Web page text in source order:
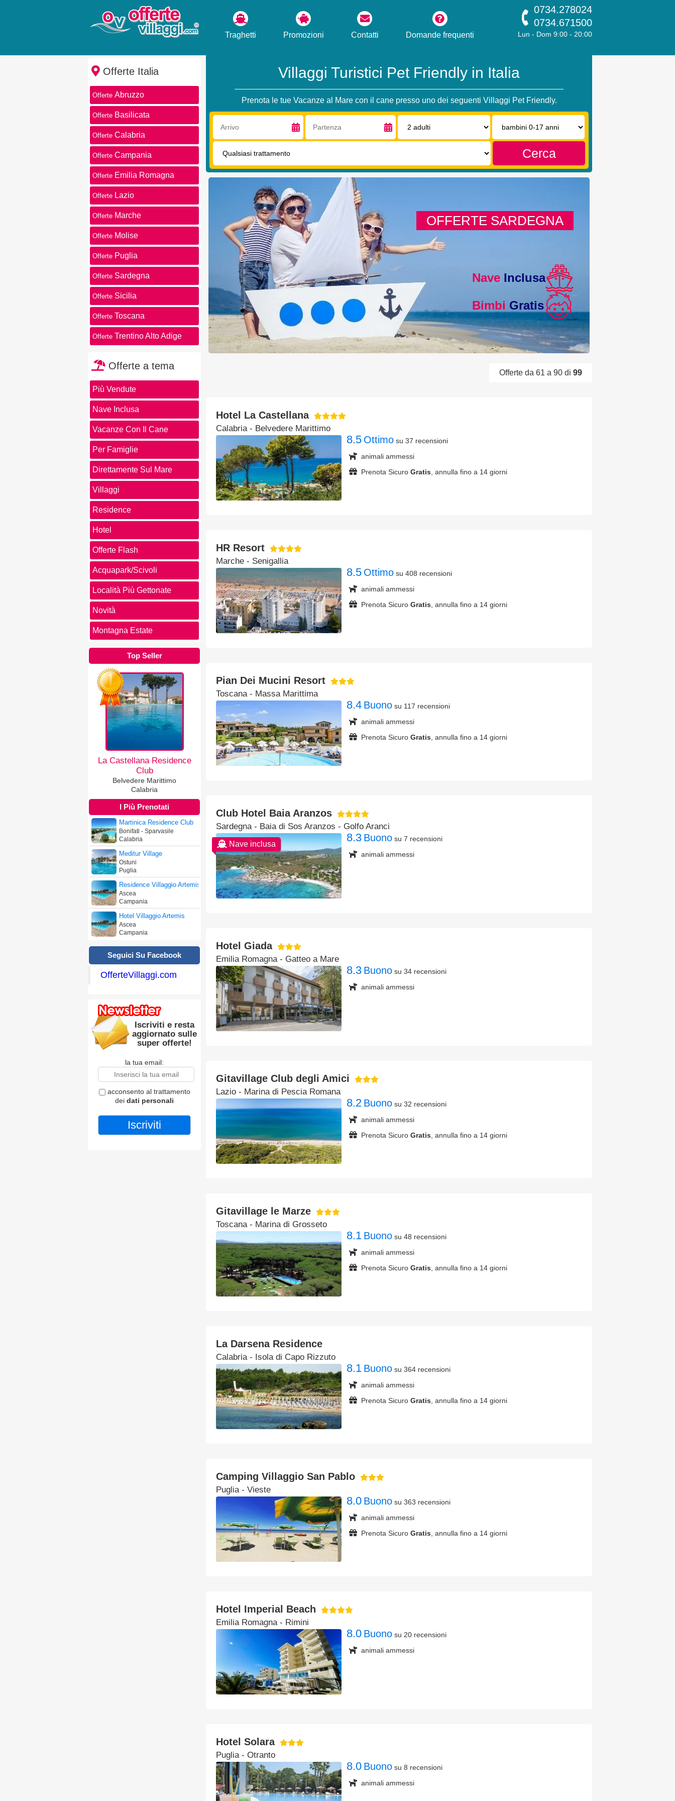
Traghetti Promozioni Contatti Domande frequenti
0734.278024
0734.671500
Lun - Dom 9:00 - 20:00
Offerte Italia
Offerte Abruzzo
Offerte Basilicata
Offerte Calabria
Offerte Campania
Offerte Emilia Romagna
Offerte Lazio
Offerte Marche
Offerte Molise
Offerte Puglia
Offerte Sardegna
Offerte Sicilia
Offerte Toscana
Offerte Trentino Alto Adige
Offerte a tema
Più Vendute
Nave Inclusa
Vacanze Con Il Cane
Per Famiglie
Direttamente Sul Mare
Villaggi
Residence
Hotel
Offerte Flash
Acquapark/Scivoli
Località Più Gettonate
Novità
Montagna Estate
Top Seller
La Castellana Residence
Club
Belvedere Marittimo
Calabria
I Più Prenotati
Martinica Residence Club
Bonifati - Sparvasile
Calabria
Meditur Village
Ostuni
Puglia
Residence Villaggio Artemis
Ascea
Campania
Hotel Villaggio Artemis
Ascea
Campania
Seguici Su Facebook
OfferteVillaggi.com
Iscriviti e resta
aggiornato sulle
super offerte!
la tua email:
acconsento al trattamento
dei dati personali
Villaggi Turistici Pet Friendly in Italia
Prenota le tue Vacanze al Mare con il cane presso uno dei seguenti Villaggi Pet Friendly.
Arrivo: Partenza: Adulti:
Bambini
17
Trattamento:
Cerca
OFFERTE SARDEGNA
Nave Inclusa
Bimbi Gratis
Offerte da 61 a 90 di 99
Hotel La Castellana
Calabria- Belvedere Marittimo
8.5 Ottimo su 37 recensioni
animali ammessi
Prenota Sicuro Gratis , annulla fino a 14 giorni
HR Resort
Marche - Senigallia
8.5 Ottimo su 408 recensioni
animali ammessi
Prenota Sicuro Gratis , annulla fino a 14 giorni
Pian Dei Mucini Resort
Toscana- Massa Marittima
8.4 Buono su 117 recensioni
animali ammessi
Prenota Sicuro Gratis , annulla fino a 14 giorni
Club Hotel Baia Aranzos
Sardegna- Baia di Sos Aranzos - Golfo Aranci
Nave inclusa
8.3 Buono su 7 recensioni
animali ammessi
Hotel Giada
Emilia Romagna- Gatteo a Mare
8.3 Buono su 34 recensioni
animali ammessi
Gitavillage Club degli Amici
Lazio - Marina di Pescia Romana
8.2 Buono su 32 recensioni
animali ammessi
Prenota Sicuro Gratis , annulla fino a 14 giorni
Gitavillage le Marze
Toscana- Marina di Grosseto
8.1 Buono su 48 recensioni
animali ammessi
Prenota Sicuro Gratis , annulla fino a 14 giorni
La Darsena Residence
Calabria- Isola di Capo Rizzuto
8.1 Buono su 364 recensioni
animali ammessi
Prenota Sicuro Gratis , annulla fino a 14 giorni
Camping Villaggio San Pablo
Puglia- Vieste
8.0 Buono su 363 recensioni
animali ammessi
Prenota Sicuro Gratis , annulla fino a 14 giorni
Hotel Imperial Beach
Emilia Romagna- Rimini
8.0 Buono su 20 recensioni
animali ammessi
Hotel Solara
Puglia- Otranto
8.0 Buono su 8 recensioni
animali ammessi